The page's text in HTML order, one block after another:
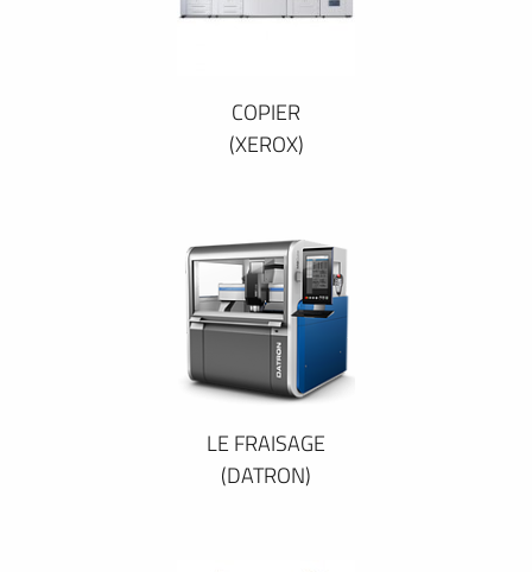
COPIER
(XEROX)
LE FRAISAGE
(DATRON)